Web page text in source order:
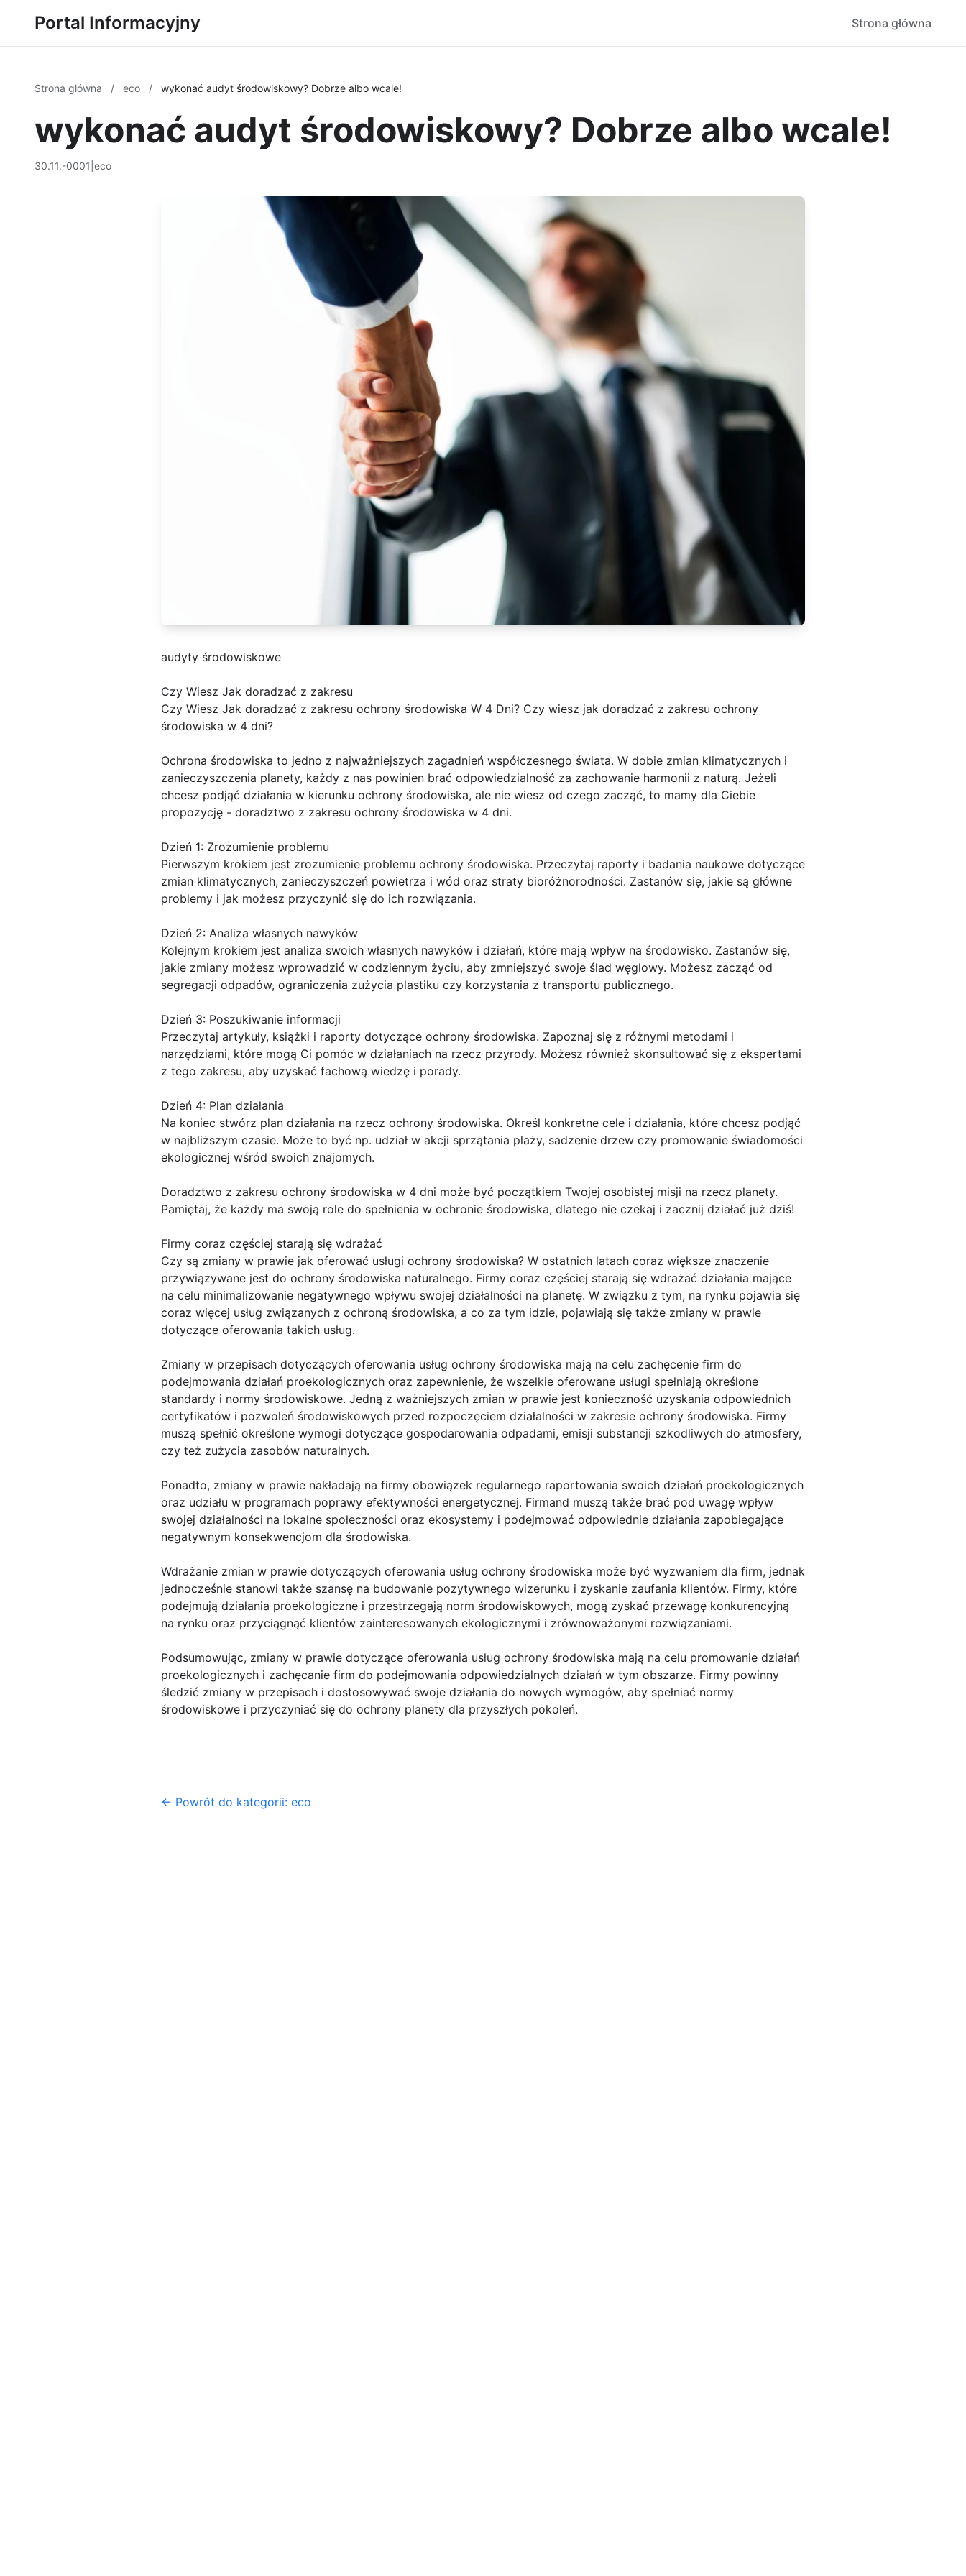
Portal Informacyjny Strona główna
Strona główna / eco / wykonać audyt środowiskowy? Dobrze albo wcale!
wykonać audyt środowiskowy? Dobrze albo wcale!
30.11.-0001 eco
audyty środowiskowe
Czy Wiesz Jak doradzać z zakresu
Czy Wiesz Jak doradzać z zakresu ochrony środowiska W 4 Dni? Czy wiesz jak doradzać z zakresu ochrony
środowiska w 4 dni?
Ochrona środowiska to jedno z najważniejszych zagadnień współczesnego świata. W dobie zmian klimatycznych i
zanieczyszczenia planety, każdy z nas powinien brać odpowiedzialność za zachowanie harmonii z naturą. Jeżeli
chcesz podjąć działania w kierunku ochrony środowiska, ale nie wiesz od czego zacząć, to mamy dla Ciebie
propozycję - doradztwo z zakresu ochrony środowiska w 4 dni.
Dzień 1: Zrozumienie problemu
Pierwszym krokiem jest zrozumienie problemu ochrony środowiska. Przeczytaj raporty i badania naukowe dotyczące
zmian klimatycznych, zanieczyszczeń powietrza i wód oraz straty bioróżnorodności. Zastanów się, jakie są główne
problemy i jak możesz przyczynić się do ich rozwiązania.
Dzień 2: Analiza własnych nawyków
Kolejnym krokiem jest analiza swoich własnych nawyków i działań, które mają wpływ na środowisko. Zastanów się,
jakie zmiany możesz wprowadzić w codziennym życiu, aby zmniejszyć swoje ślad węglowy. Możesz zacząć od
segregacji odpadów, ograniczenia zużycia plastiku czy korzystania z transportu publicznego.
Dzień 3: Poszukiwanie informacji
Przeczytaj artykuły, książki i raporty dotyczące ochrony środowiska. Zapoznaj się z różnymi metodami i
narzędziami, które mogą Ci pomóc w działaniach na rzecz przyrody. Możesz również skonsultować się z ekspertami
z tego zakresu, aby uzyskać fachową wiedzę i porady.
Dzień 4: Plan działania
Na koniec stwórz plan działania na rzecz ochrony środowiska. Określ konkretne cele i działania, które chcesz podjąć
w najbliższym czasie. Może to być np. udział w akcji sprzątania plaży, sadzenie drzew czy promowanie świadomości
ekologicznej wśród swoich znajomych.
Doradztwo z zakresu ochrony środowiska w 4 dni może być początkiem Twojej osobistej misji na rzecz planety.
Pamiętaj, że każdy ma swoją role do spełnienia w ochronie środowiska, dlatego nie czekaj i zacznij działać już dziś!
Firmy coraz częściej starają się wdrażać
Czy są zmiany w prawie jak oferować usługi ochrony środowiska? W ostatnich latach coraz większe znaczenie
przywiązywane jest do ochrony środowiska naturalnego. Firmy coraz częściej starają się wdrażać działania mające
na celu minimalizowanie negatywnego wpływu swojej działalności na planetę. W związku z tym, na rynku pojawia się
coraz więcej usług związanych z ochroną środowiska, a co za tym idzie, pojawiają się także zmiany w prawie
dotyczące oferowania takich usług.
Zmiany w przepisach dotyczących oferowania usług ochrony środowiska mają na celu zachęcenie firm do
podejmowania działań proekologicznych oraz zapewnienie, że wszelkie oferowane usługi spełniają określone
standardy i normy środowiskowe. Jedną z ważniejszych zmian w prawie jest konieczność uzyskania odpowiednich
certyfikatów i pozwoleń środowiskowych przed rozpoczęciem działalności w zakresie ochrony środowiska. Firmy
muszą spełnić określone wymogi dotyczące gospodarowania odpadami, emisji substancji szkodliwych do atmosfery,
czy też zużycia zasobów naturalnych.
Ponadto, zmiany w prawie nakładają na firmy obowiązek regularnego raportowania swoich działań proekologicznych
oraz udziału w programach poprawy efektywności energetycznej. Firmand muszą także brać pod uwagę wpływ
swojej działalności na lokalne społeczności oraz ekosystemy i podejmować odpowiednie działania zapobiegające
negatywnym konsekwencjom dla środowiska.
Wdrażanie zmian w prawie dotyczących oferowania usług ochrony środowiska może być wyzwaniem dla firm, jednak
jednocześnie stanowi także szansę na budowanie pozytywnego wizerunku i zyskanie zaufania klientów. Firmy, które
podejmują działania proekologiczne i przestrzegają norm środowiskowych, mogą zyskać przewagę konkurencyjną
na rynku oraz przyciągnąć klientów zainteresowanych ekologicznymi i zrównoważonymi rozwiązaniami.
Podsumowując, zmiany w prawie dotyczące oferowania usług ochrony środowiska mają na celu promowanie działań
proekologicznych i zachęcanie firm do podejmowania odpowiedzialnych działań w tym obszarze. Firmy powinny
śledzić zmiany w przepisach i dostosowywać swoje działania do nowych wymogów, aby spełniać normy
środowiskowe i przyczyniać się do ochrony planety dla przyszłych pokoleń.
← Powrót do kategorii: eco